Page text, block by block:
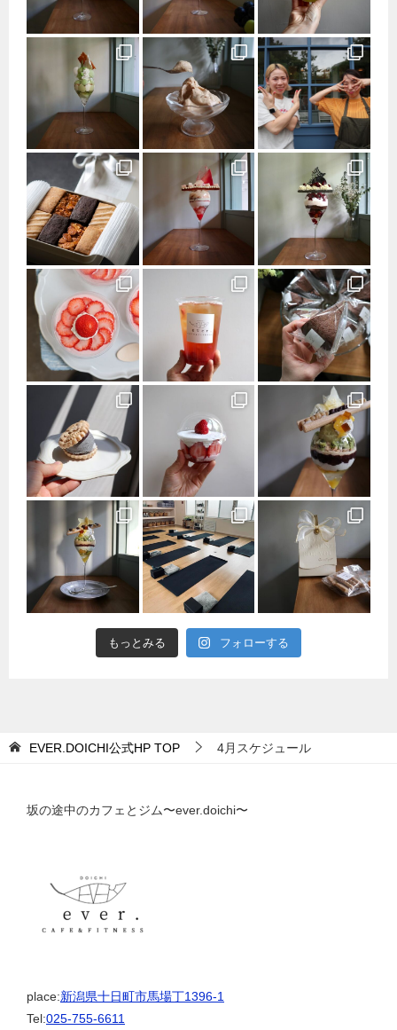
もっとみる フォローする
EVER.DOICHI公式HP TOP 4月スケジュール
坂の途中のカフェとジム〜ever.doichi〜
place:新潟県十日町市馬場丁1396-1
Tel:025-755-6611